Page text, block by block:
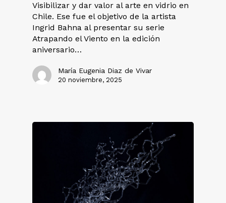
Visibilizar y dar valor al arte en vidrio en
Chile. Ese fue el objetivo de la artista
Ingrid Bahna al presentar su serie
Atrapando el Viento en la edición
aniversario…
María Eugenia Diaz de Vivar
20 noviembre, 2025